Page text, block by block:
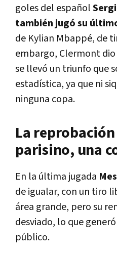
goles del español
también jugó su
de Kylian Mbappé, de
embargo, Clermont
se llevó un triunfo que
estadística, ya que ni
ninguna copa.
La
parisino, una
En la última jugada
de igualar, con un tiro
área grande, pero su
desviado, lo que
público.